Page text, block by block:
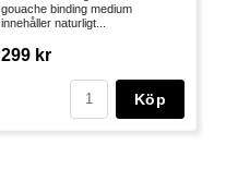
gouache binding medium
innehåller naturligt...
299 kr
Köp